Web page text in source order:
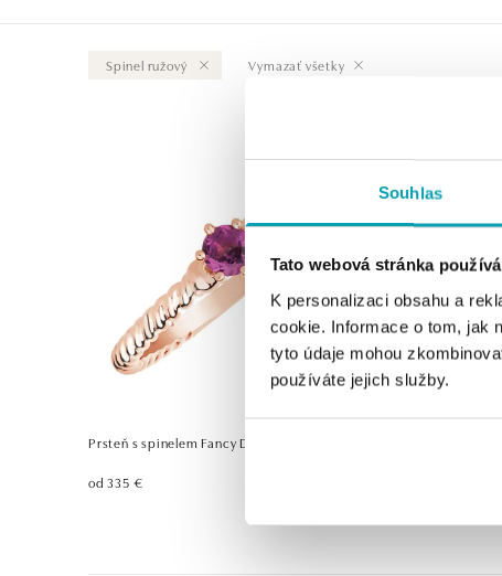
Souhlas
Tato webová stránka
K personalizaci obsahu a
cookie. Informace o tom, jak
tyto údaje mohou
používáte jejich služby.
Spinel ružový Vymazať všetky
Prsteň s spinelem Fancy Dream
od 335 €
Prívesok